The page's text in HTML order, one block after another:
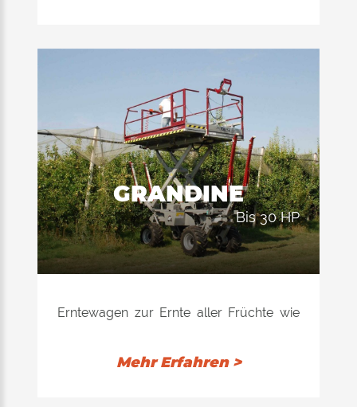
Vorglühen der Glühkerze, 3 Lenkwinkel
Lenkräder, bewegliche und
höhenverstellbare Bedienkonsolen, voll
reversibel verstellbare Geländer,
hydraulische Öffnung an den vier Seiten
der Plattform, hydraulische Öffnung der
Balkone, halbautomatische Zentrierung
der Hinterräder, Pumpeneinheit, durch
eine Einzelpumpe angetriebene negative
Bremse, hydraulische Bremse der
Magnetventile mit LED, Dämpfer der
Drossel und elektronisches Getriebe 1.-2.
GRANDINE
bis 30 HP
Erntewagen zur Ernte aller Früchte wie
Aprikosen, Pflaumen, Kiwis, Pflaumen
Mehr Erfahren >